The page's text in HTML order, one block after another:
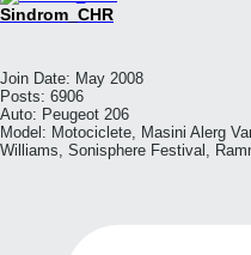
Sindrom_CHR
Join Date: May 2008
Posts: 6906
Auto: Peugeot 206
Model: Motociclete, Masini Alerg
Williams, Sonisphere Festival,